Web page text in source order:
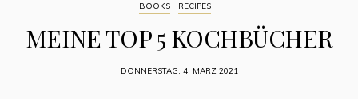
BOOKS RECIPES
MEINE TOP 5 KOCHBÜCHER
DONNERSTAG, 4. MÄRZ 2021